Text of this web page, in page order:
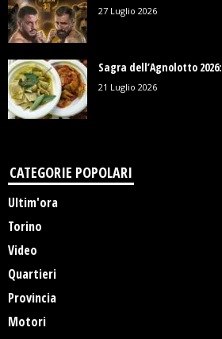
27 Luglio 2026
Sagra dell’Agnolotto
21 Luglio 2026
CATEGORIE POPOLARI
Ultim'ora
Torino
Video
Quartieri
Provincia
Motori